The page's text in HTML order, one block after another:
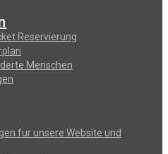
Reservierung
Menschen
fur unsere Website und